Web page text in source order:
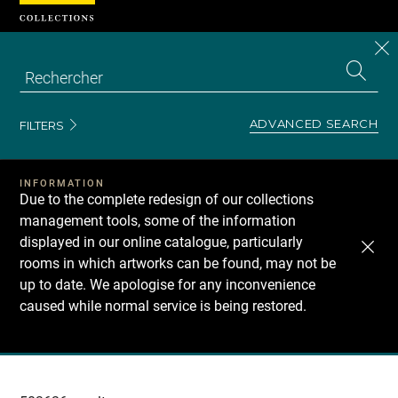
FILTERS ADVANCED SEARCH
INFORMATION
Due to the complete redesign of our collections
management tools, some of the information
displayed in our online catalogue, particularly
rooms in which artworks can be found, may not be
up to date. We apologise for any inconvenience
caused while normal service is being restored.
Recherche
Cookies management panel